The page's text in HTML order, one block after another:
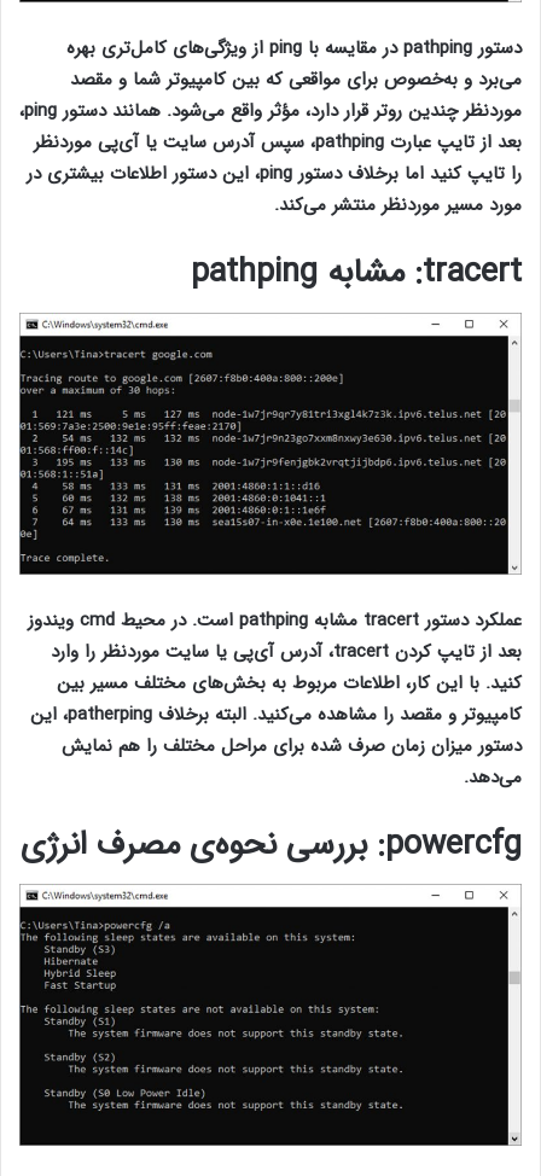
دستور pathping در مقایسه با ping از ویژگی‌های کامل‌تری بهره
می‌برد و به‌خصوص برای مواقعی که بین کامپیوتر شما و مقصد
موردنظر چندین روتر قرار دارد، مؤثر واقع می‌شود. همانند دستور ping،
بعد از تایپ عبارت pathping، سپس آدرس سایت یا آی‌پی موردنظر
را تایپ کنید اما برخلاف دستور ping، این دستور اطلاعات بیشتری در
مورد مسیر موردنظر منتشر می‌کند.
tracert: مشابه pathping
عملکرد دستور tracert مشابه pathping است. در محیط cmd ویندوز
بعد از تایپ کردن tracert، آدرس آی‌پی یا سایت موردنظر را وارد
کنید. با این کار، اطلاعات مربوط به بخش‌های مختلف مسیر بین
کامپیوتر و مقصد را مشاهده می‌کنید. البته برخلاف patherping، این
دستور میزان زمان صرف شده برای مراحل مختلف را هم نمایش
می‌دهد.
powercfg: بررسی نحوه‌ی مصرف انرژی